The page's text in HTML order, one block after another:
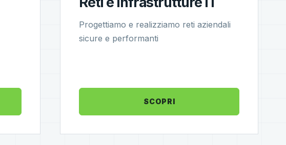
Progettiamo e realizziamo reti aziendali
sicure e performanti
SCOPRI